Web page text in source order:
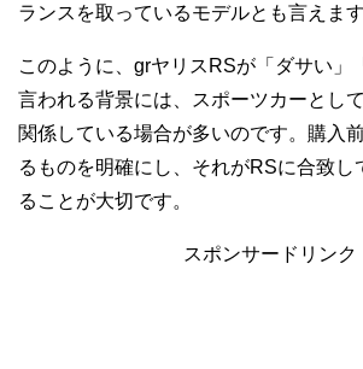
ランスを取っているモデルとも言えます
このように、grヤリスRSが「ダサい」
言われる背景には、スポーツカーとし
関係している場合が多いのです。購入
るものを明確にし、それがRSに合致し
ることが大切です。
スポンサードリンク